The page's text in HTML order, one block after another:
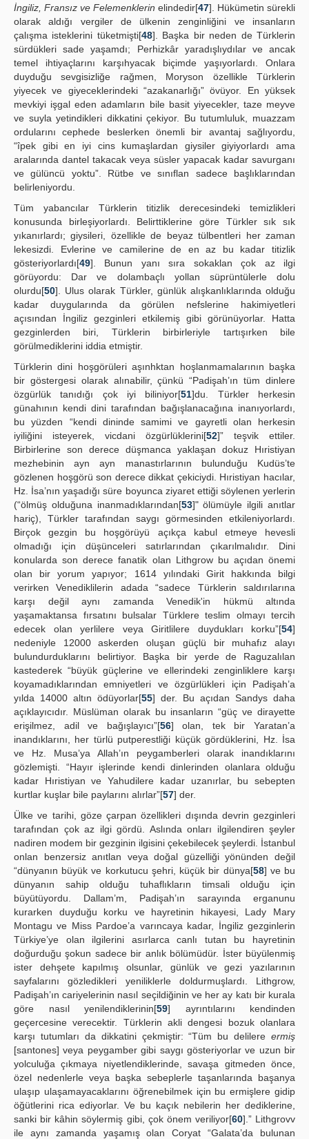
İngiliz, Fransız ve Felemenklerin elindedir[47]. Hükümetin sürekli
olarak aldığı vergiler de ülkenin zenginliğini ve insanların
çalışma isteklerini tüketmişti[48]. Başka bir neden de Türklerin
sürdükleri sade yaşamdı; Perhizkâr yaradışlıydılar ve ancak
temel ihtiyaçlarını karşıhyacak biçimde yaşıyorlardı. Onlara
duyduğu sevgisizliğe rağmen, Moryson özellikle Türklerin
yiyecek ve giyeceklerindeki “azakanarlığı” övüyor. En yüksek
mevkiyi işgal eden adamların bile basit yiyecekler, taze meyve
ve suyla yetindikleri dikkatini çekiyor. Bu tutumluluk, muazzam
ordularını cephede beslerken önemli bir avantaj sağlıyordu,
“îpek gibi en iyi cins kumaşlardan giysiler giyiyorlardı ama
aralarında dantel takacak veya süsler yapacak kadar savurganı
ve gülüncü yoktu”. Rütbe ve sınıflan sadece başlıklarından
belirleniyordu.
Tüm yabancılar Türklerin titizlik derecesindeki temizlikleri
konusunda birleşiyorlardı. Belirttiklerine göre Türkler sık sık
yıkanırlardı; giysileri, özellikle de beyaz tülbentleri her zaman
lekesizdi. Evlerine ve camilerine de en az bu kadar titizlik
gösteriyorlardı[49]. Bunun yanı sıra sokaklan çok az ilgi
görüyordu: Dar ve dolambaçlı yollan süprüntülerle dolu
olurdu[50]. Ulus olarak Türkler, günlük alışkanlıklarında olduğu
kadar duygularında da görülen nefslerine hakimiyetleri
açısından İngiliz gezginleri etkilemiş gibi görünüyorlar. Hatta
gezginlerden biri, Türklerin birbirleriyle tartışırken bile
görülmediklerini iddia etmiştir.
Türklerin dini hoşgörüleri aşınhktan hoşlanmamalarının başka
bir göstergesi olarak alınabilir, çünkü “Padişah’ın tüm dinlere
özgürlük tanıdığı çok iyi biliniyor[51]du. Türkler herkesin
günahının kendi dini tarafından bağışlanacağına inanıyorlardı,
bu yüzden “kendi dininde samimi ve gayretli olan herkesin
iyiliğini isteyerek, vicdani özgürlüklerini[52]” teşvik ettiler.
Birbirlerine son derece düşmanca yaklaşan dokuz Hıristiyan
mezhebinin ayn ayn manastırlarının bulunduğu Kudüs’te
gözlenen hoşgörü son derece dikkat çekiciydi. Hıristiyan hacılar,
Hz. İsa’nın yaşadığı süre boyunca ziyaret ettiği söylenen yerlerin
(“ölmüş olduğuna inanmadıklarından[53]" ölümüyle ilgili anıtlar
hariç), Türkler tarafından saygı görmesinden etkileniyorlardı.
Birçok gezgin bu hoşgörüyü açıkça kabul etmeye hevesli
olmadığı için düşünceleri satırlarından çıkarılmalıdır. Dini
konularda son derece fanatik olan Lithgrow bu açıdan önemi
olan bir yorum yapıyor; 1614 yılındaki Girit hakkında bilgi
verirken Venediklilerin adada “sadece Türklerin saldırılarına
karşı değil aynı zamanda Venedik'in hükmü altında
yaşamaktansa fırsatını bulsalar Türklere teslim olmayı tercih
edecek olan yerlilere veya Giritlilere duydukları korku”[54]
nedeniyle 12000 askerden oluşan güçlü bir muhafız alayı
bulundurduklarını belirtiyor. Başka bir yerde de Raguzalılan
kastederek “büyük güçlerine ve ellerindeki zenginliklere karşı
koyamadıklarından emniyetleri ve özgürlükleri için Padişah’a
yılda 14000 altın ödüyorlar[55] der. Bu açıdan Sandys daha
açıklayıcıdır. Müslüman olarak bu insanların “güç ve dirayette
erişilmez, adil ve bağışlayıcı”[56] olan, tek bir Yaratan’a
inandıklarını, her türlü putperestliği küçük gördüklerini, Hz. İsa
ve Hz. Musa’ya Allah’ın peygamberleri olarak inandıklarını
gözlemişti. “Hayır işlerinde kendi dinlerinden olanlara olduğu
kadar Hıristiyan ve Yahudilere kadar uzanırlar, bu sebepten
kurtlar kuşlar bile paylarını alırlar”[57] der.
Ülke ve tarihi, göze çarpan özellikleri dışında devrin gezginleri
tarafından çok az ilgi gördü. Aslında onları ilgilendiren şeyler
nadiren modem bir gezginin ilgisini çekebilecek şeylerdi. İstanbul
onlan benzersiz anıtlan veya doğal güzelliği yönünden değil
“dünyanın büyük ve korkutucu şehri, küçük bir dünya[58] ve bu
dünyanın sahip olduğu tuhaflıkların timsali olduğu için
büyütüyordu. Dallam’m, Padişah’ın sarayında erganunu
kurarken duyduğu korku ve hayretinin hikayesi, Lady Mary
Montagu ve Miss Pardoe’a varıncaya kadar, İngiliz gezginlerin
Türkiye’ye olan ilgilerini asırlarca canlı tutan bu hayretinin
doğurduğu şokun sadece bir anlık bölümüdür. İster büyülenmiş
ister dehşete kapılmış olsunlar, günlük ve gezi yazılarının
sayfalarını gözledikleri yeniliklerle doldurmuşlardı. Lithgrow,
Padişah’ın cariyelerinin nasıl seçildiğinin ve her ay katı bir kurala
göre nasıl yenilendiklerinin[59] ayrıntılarını kendinden
geçercesine verecektir. Türklerin akli dengesi bozuk olanlara
karşı tutumları da dikkatini çekmiştir: “Tüm bu delilere ermiş
[santones] veya peygamber gibi saygı gösteriyorlar ve uzun bir
yolculuğa çıkmaya niyetlendiklerinde, savaşa gitmeden önce,
özel nedenlerle veya başka sebeplerle taşanlarında başanya
ulaşıp ulaşamayacaklarını öğrenebilmek için bu ermişlere gidip
öğütlerini rica ediyorlar. Ve bu kaçık nebilerin her dediklerine,
sanki bir kâhin söylermiş gibi, çok önem veriliyor[60].” Lithgrovv
ile aynı zamanda yaşamış olan Coryat “Galata’da bulunan